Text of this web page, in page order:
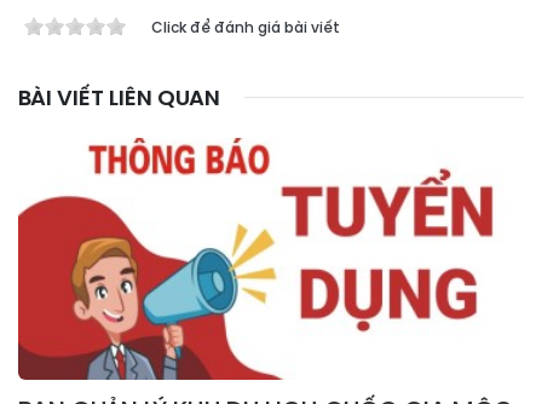
Click để đánh giá bài viết
BÀI VIẾT LIÊN QUAN